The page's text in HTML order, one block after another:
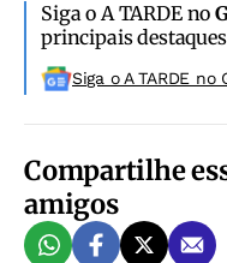
Siga o A TARDE no
principais
Siga o A TARDE no
Compartilhe
amigos